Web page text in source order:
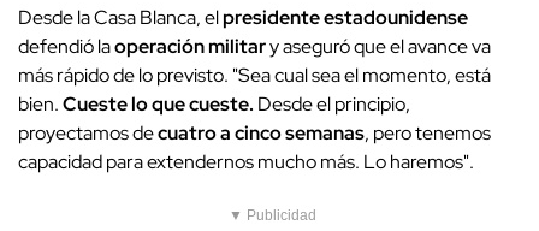
Desde la Casa Blanca, elpresidente estadounidense
defendió laoperación military aseguró que el avance va
más rápido de lo previsto. "Sea cual sea el momento, está
bien.Cueste lo que cueste. Desde el principio,
proyectamos decuatro a cinco semanas, pero tenemos
capacidad para extendernos mucho más. Lo haremos".
▼ Publicidad